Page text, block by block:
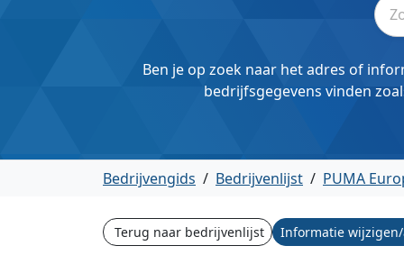
Ben je op zoek naar het adres of
bedrijfsgegevens vinden
Bedrijvengids / Bedrijvenlijst / PUMA
Terug naar bedrijvenlijst Informatie